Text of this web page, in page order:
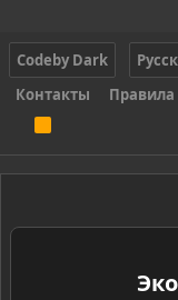
Codeby Dark
Контакты
Правила
S